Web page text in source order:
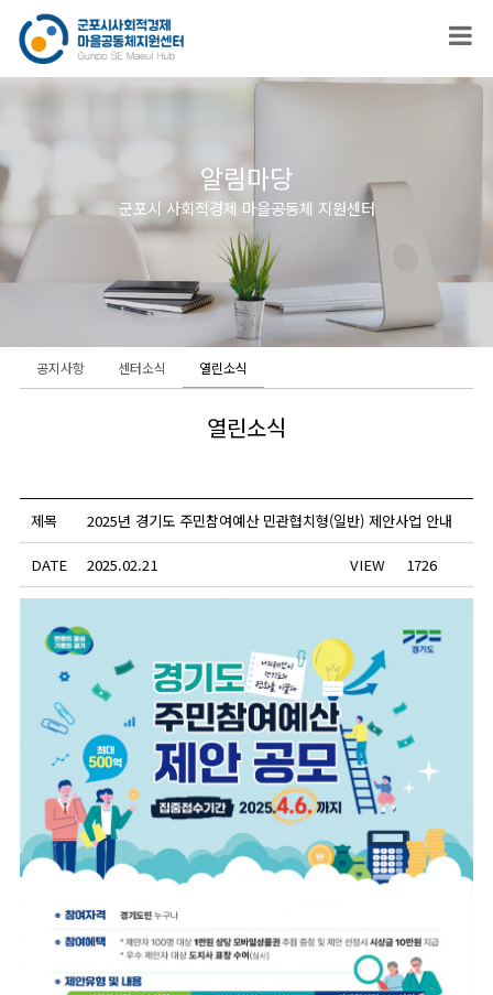
알림마당
군포시 사회적경제 마을공동체 지원센터
공지사항 센터소식 열린소식
열린소식
제목 2025년 경기도 주민참여예산 민관협치형(일반) 제안사업 안내
DATE 2025.02.21 VIEW 1726